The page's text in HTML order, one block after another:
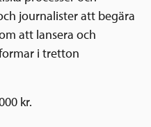
journalister att begära
att lansera och
i tretton
kr.